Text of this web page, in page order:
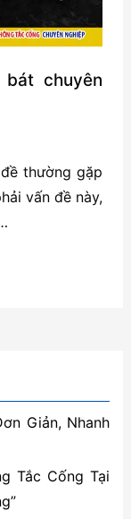
chuyên
thường gặp
vấn đề này,
Giản, Nhanh
Tắc Cống Tại